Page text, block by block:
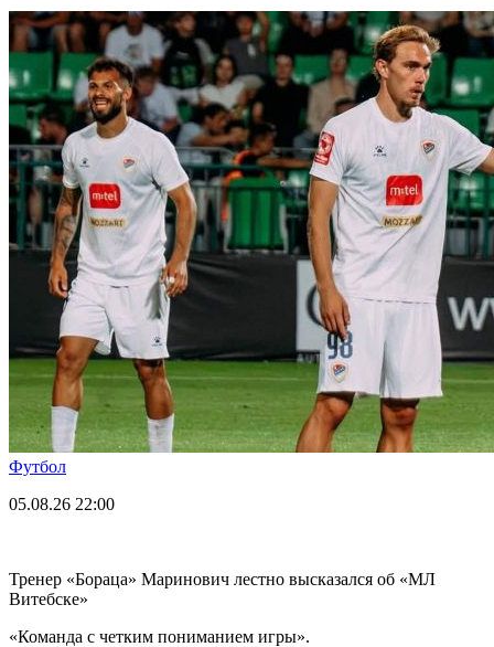
Футбол
05.08.26 22:00
Тренер «Бораца» Маринович лестно высказался об «МЛ
Витебске»
«Команда с четким пониманием игры».